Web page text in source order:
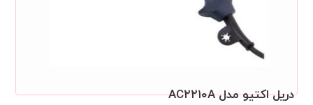
دريل اکتيو مدل AC۲۲۱۰A